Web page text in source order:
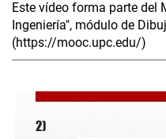
Este vídeo forma parte del
Ingeniería", módulo de
(https://mooc.upc.edu/)